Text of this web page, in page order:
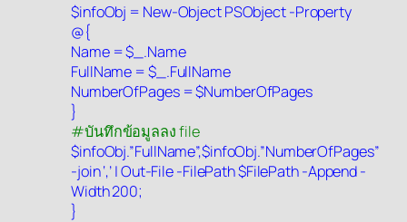
$infoObj = New-Object PSObject -Property
@{
Name = $_.Name
FullName = $_.FullName
NumberOfPages = $NumberOfPages
}
#บันทึกข้อมูลลง file
$infoObj.”FullName”,$infoObj.”NumberOfPages”
-join ‘,’ | Out-File -FilePath $FilePath -Append -
Width 200;
}